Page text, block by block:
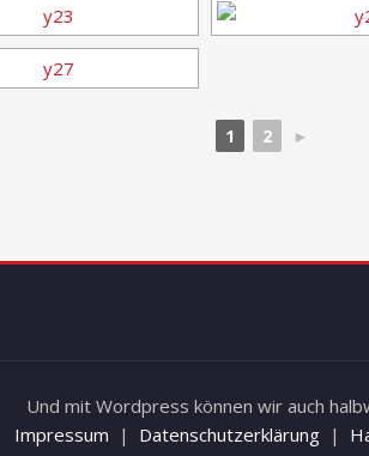
1 2 ►
Und mit Wordpress können wir auch
Impressum | Datenschutzerklärung |